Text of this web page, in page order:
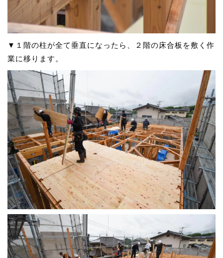
▼１階の柱が全て垂直になったら、２階の床合板を敷く作
業に移ります。